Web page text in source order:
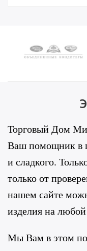
Торговый Дом
Ваш помощник в
и сладкого.
только от
нашем сайте
изделия на любой
Мы Вам в этом